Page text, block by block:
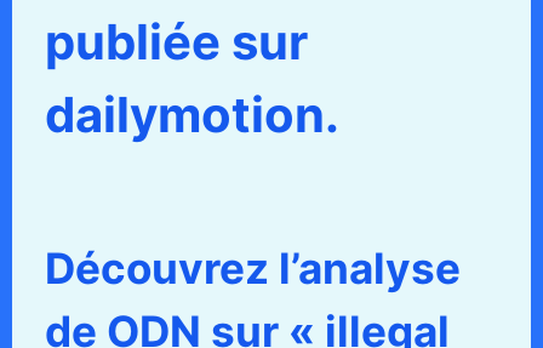
publiée sur
dailymotion.
Découvrez l’analyse
de ODN sur « illegal